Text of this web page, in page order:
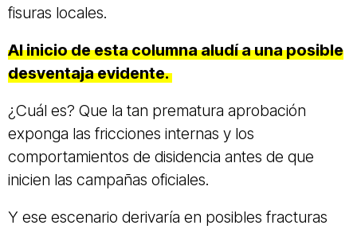
fisuras locales.
Al inicio de esta columna aludí a una posible
desventaja evidente.
¿Cuál es? Que la tan prematura aprobación
exponga las fricciones internas y los
comportamientos de disidencia antes de que
inicien las campañas oficiales.
Y ese escenario derivaría en posibles fracturas